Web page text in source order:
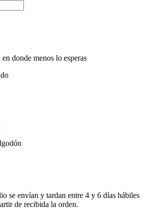
donde menos lo esperas
se envían y tardan entre 4 y 6 días hábiles
de recibida la orden.